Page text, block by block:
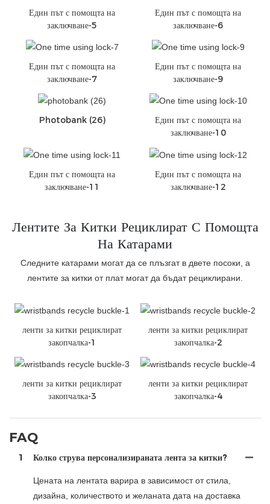
Един път с помощта на
заключване-5
Един път с помощта на
заключване-6
Един път с помощта на
заключване-7
Един път с помощта на
заключване-9
Photobank (26)
Един път с помощта на
заключване-10
Един път с помощта на
заключване-11
Един път с помощта на
заключване-12
Лентите За Китки Рециклират С Помощта
На Катарами
Следните катарами могат да се плъзгат в двете посоки, а
лентите за китки от плат могат да бъдат рециклирани.
ленти за китки рециклират
закопчалка-1
ленти за китки рециклират
закопчалка-2
ленти за китки рециклират
закопчалка-3
ленти за китки рециклират
закопчалка-4
FAQ
1 Колко струва персонализираната лента за китки?
Цената на лентата варира в зависимост от стила,
дизайна, количеството и желаната дата на доставка